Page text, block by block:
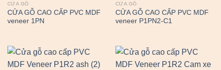
CỬA GỖ
CỬA GỖ CAO CẤP PVC MDF
veneer 1PN
CỬA GỖ
CỬA GỖ CAO CẤP PVC MDF
veneer P1PN2-C1